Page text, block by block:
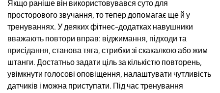
Якщо раніше він використовувався суто для
просторового звучання, то тепер допомагає ще й у
тренуваннях. У деяких фітнес-додатках навушники
вважають повтори вправ: віджимання, підходи та
присідання, станова тяга, стрибки зі скакалкою або жим
штанги. Достатньо задати ціль за кількістю повторень,
увімкнути голосові оповіщення, налаштувати чутливість
датчиків і можна приступати. Під час тренування